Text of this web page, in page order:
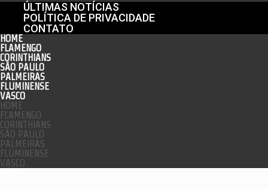
ÚLTIMAS NOTÍCIAS
POLÍTICA DE PRIVACIDADE
CONTATO
HOME
FLAMENGO
CORINTHIANS
SÃO PAULO
PALMEIRAS
FLUMINENSE
VASCO
HOME
FLAMENGO
CORINTHIANS
SÃO PAULO
PALMEIRAS
FLUMINENSE
VASCO